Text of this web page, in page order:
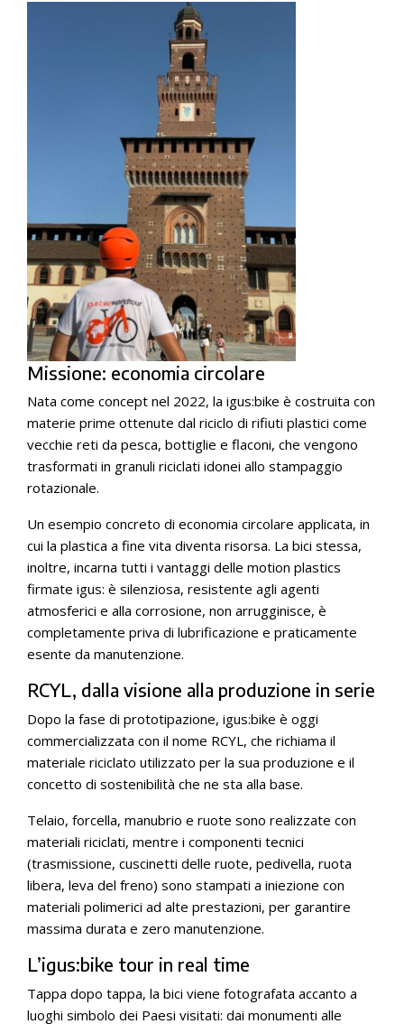
Missione: economia circolare
Nata come concept nel 2022, la igus:bike è costruita con
materie prime ottenute dal riciclo di rifiuti plastici come
vecchie reti da pesca, bottiglie e flaconi, che vengono
trasformati in granuli riciclati idonei allo stampaggio
rotazionale.
Un esempio concreto di economia circolare applicata, in
cui la plastica a fine vita diventa risorsa. La bici stessa,
inoltre, incarna tutti i vantaggi delle motion plastics
firmate igus: è silenziosa, resistente agli agenti
atmosferici e alla corrosione, non arrugginisce, è
completamente priva di lubrificazione e praticamente
esente da manutenzione.
RCYL, dalla visione alla produzione in serie
Dopo la fase di prototipazione, igus:bike è oggi
commercializzata con il nome RCYL, che richiama il
materiale riciclato utilizzato per la sua produzione e il
concetto di sostenibilità che ne sta alla base.
Telaio, forcella, manubrio e ruote sono realizzate con
materiali riciclati, mentre i componenti tecnici
(trasmissione, cuscinetti delle ruote, pedivella, ruota
libera, leva del freno) sono stampati a iniezione con
materiali polimerici ad alte prestazioni, per garantire
massima durata e zero manutenzione.
L’igus:bike tour in real time
Tappa dopo tappa, la bici viene fotografata accanto a
luoghi simbolo dei Paesi visitati: dai monumenti alle